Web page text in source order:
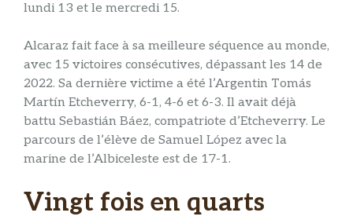
lundi 13 et le mercredi 15.
Alcaraz fait face à sa meilleure séquence au monde,
avec 15 victoires consécutives, dépassant les 14 de
2022. Sa dernière victime a été l’Argentin Tomás
Martín Etcheverry, 6-1, 4-6 et 6-3. Il avait déjà
battu Sebastián Báez, compatriote d’Etcheverry. Le
parcours de l’élève de Samuel López avec la
marine de l’Albiceleste est de 17-1.
Vingt fois en quarts